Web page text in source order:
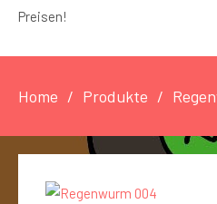
Preisen!
Home Produkte